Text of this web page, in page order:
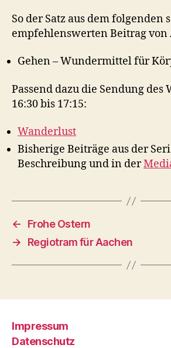
So der Satz aus dem folgenden
empfehlenswerten Beitrag von
Gehen – Wundermittel für
Passend dazu die Sendung des
16:30 bis 17:15:
Wanderlust
Bisherige Beiträge aus der
Beschreibung und in der
←
Frohe Ostern
→
Regiotram für Aachen
Impressum
Datenschutz